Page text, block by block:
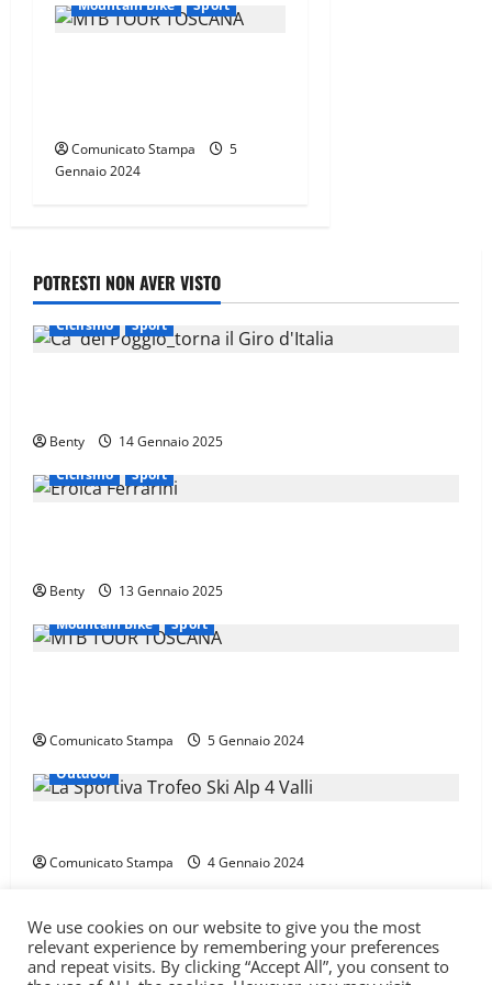
l
Mountain Bike
Sport
Comunicato Stampa
5
Gennaio 2024
POTRESTI NON AVER VISTO
Ciclismo Sport
Benty
14 Gennaio 2025
Ciclismo
Sport
Benty
13 Gennaio 2025
Mountain Bike
Sport
Comunicato Stampa
5 Gennaio 2024
Outdoor
Comunicato Stampa 4 Gennaio 2024
Carica qui il tuo percorso Test
Itinerari
Attrezzatura
Sport Outdoor Libri WikiPedala
We use cookies on our website to give you the most
relevant experience by remembering your preferences
and repeat visits. By clicking “Accept All”, you consent to